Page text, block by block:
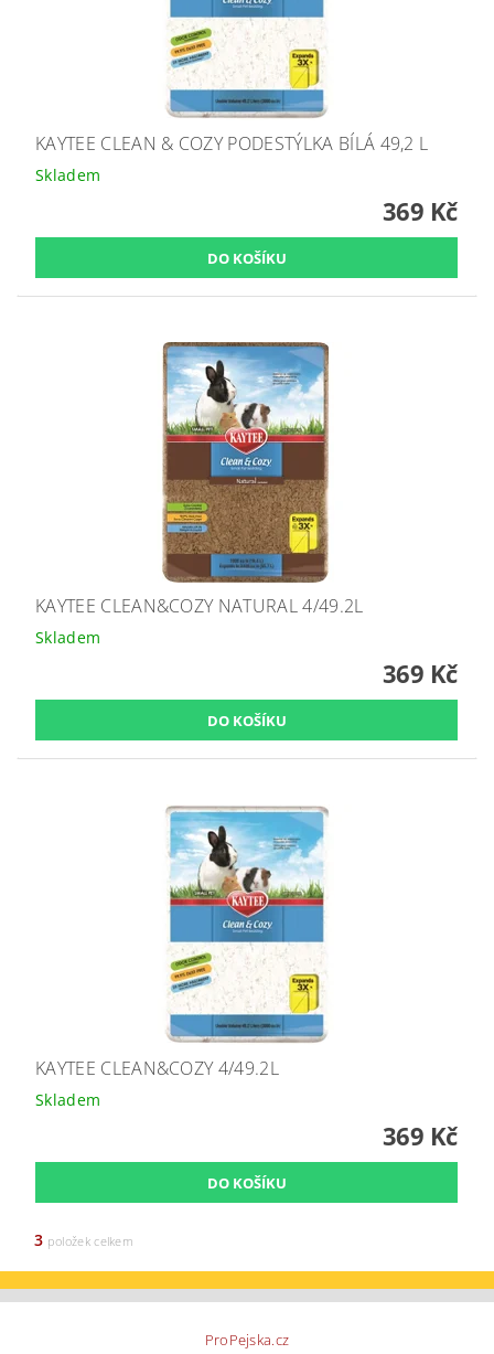
KAYTEE CLEAN & COZY PODESTÝLKA BÍLÁ 49,2 L
Skladem
369 Kč
KAYTEE CLEAN&COZY NATURAL 4/49.2L
Skladem
369 Kč
KAYTEE CLEAN&COZY 4/49.2L
Skladem
369 Kč
3 položek celkem
ProPejska.cz